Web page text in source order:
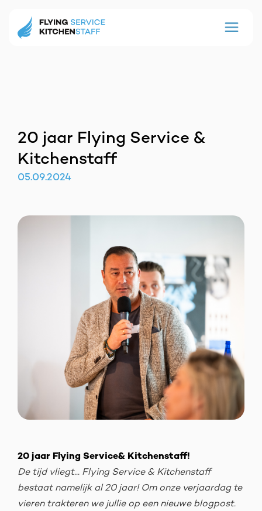
20 jaar Flying Service &
Kitchenstaff
05.09.2024
20 jaar Flying Service& Kitchenstaff!
De tijd vliegt... Flying Service & Kitchenstaff
bestaat namelijk al 20 jaar! Om onze verjaardag te
vieren trakteren we jullie op een nieuwe blogpost.